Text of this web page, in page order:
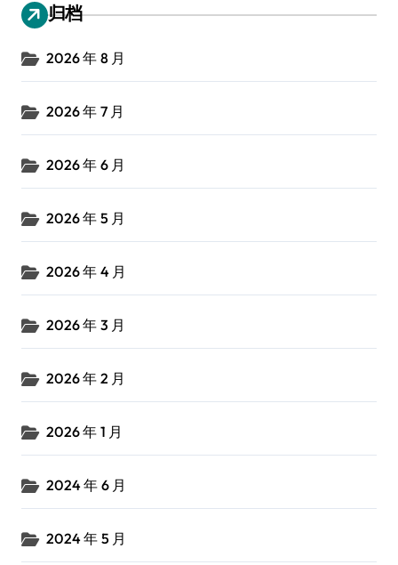
归档
2026 年 8 月
2026 年 7 月
2026 年 6 月
2026 年 5 月
2026 年 4 月
2026 年 3 月
2026 年 2 月
2026 年 1 月
2024 年 6 月
2024 年 5 月